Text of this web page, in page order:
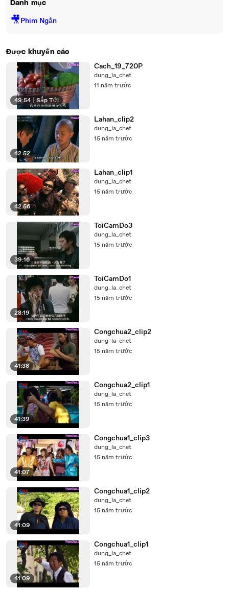
Danh mục
🎥Phim Ngắn
Được khuyến cáo
49:54 Sắp Tới
Cach_19_720P
dung_la_chet
11 năm trước
42:52
Lahan_clip2
dung_la_chet
15 năm trước
42:56
Lahan_clip1
dung_la_chet
15 năm trước
39:16
ToiCamDo3
dung_la_chet
15 năm trước
28:19
ToiCamDo1
dung_la_chet
15 năm trước
41:38
Congchua2_clip2
dung_la_chet
15 năm trước
41:39
Congchua2_clip1
dung_la_chet
15 năm trước
41:07
Congchua1_clip3
dung_la_chet
15 năm trước
41:09
Congchua1_clip2
dung_la_chet
15 năm trước
41:09
Congchua1_clip1
dung_la_chet
15 năm trước